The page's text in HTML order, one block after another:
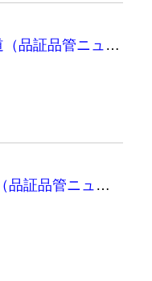
AUKOMと測定整合性への道（品証品管ニュース）
測定の共通言語を構築する（品証品管ニュース）